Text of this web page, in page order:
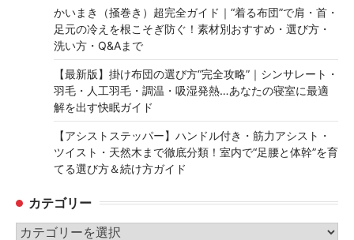
かいまき（掻巻き）超完全ガイド｜“着る布団”で肩・首・
足元の冷えを根こそぎ防ぐ！素材別おすすめ・選び方・
洗い方・Q&Aまで
【最新版】掛け布団の選び方“完全攻略”｜シンサレート・
羽毛・人工羽毛・調温・吸湿発熱…あなたの寝室に最適
解を出す快眠ガイド
【アシストステッパー】ハンドル付き・筋力アシスト・
ツイスト・天然木まで徹底分類！室内で“足腰と体幹”を育
てる選び方＆続け方ガイド
カテゴリー
カ